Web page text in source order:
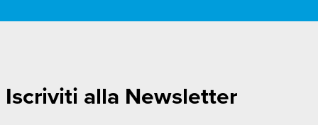
Iscriviti alla Newsletter